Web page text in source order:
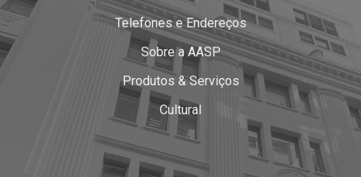
Telefones e Endereços
Sobre a AASP
Produtos & Serviços
Cultural